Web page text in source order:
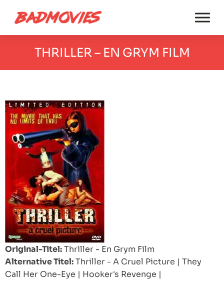
THRILLER – EN GRYM FILM
Original-Titel:Thriller - En Grym Film
Alternative Titel:Thriller - A Cruel Picture | They
Call Her One-Eye | Hooker's Revenge |